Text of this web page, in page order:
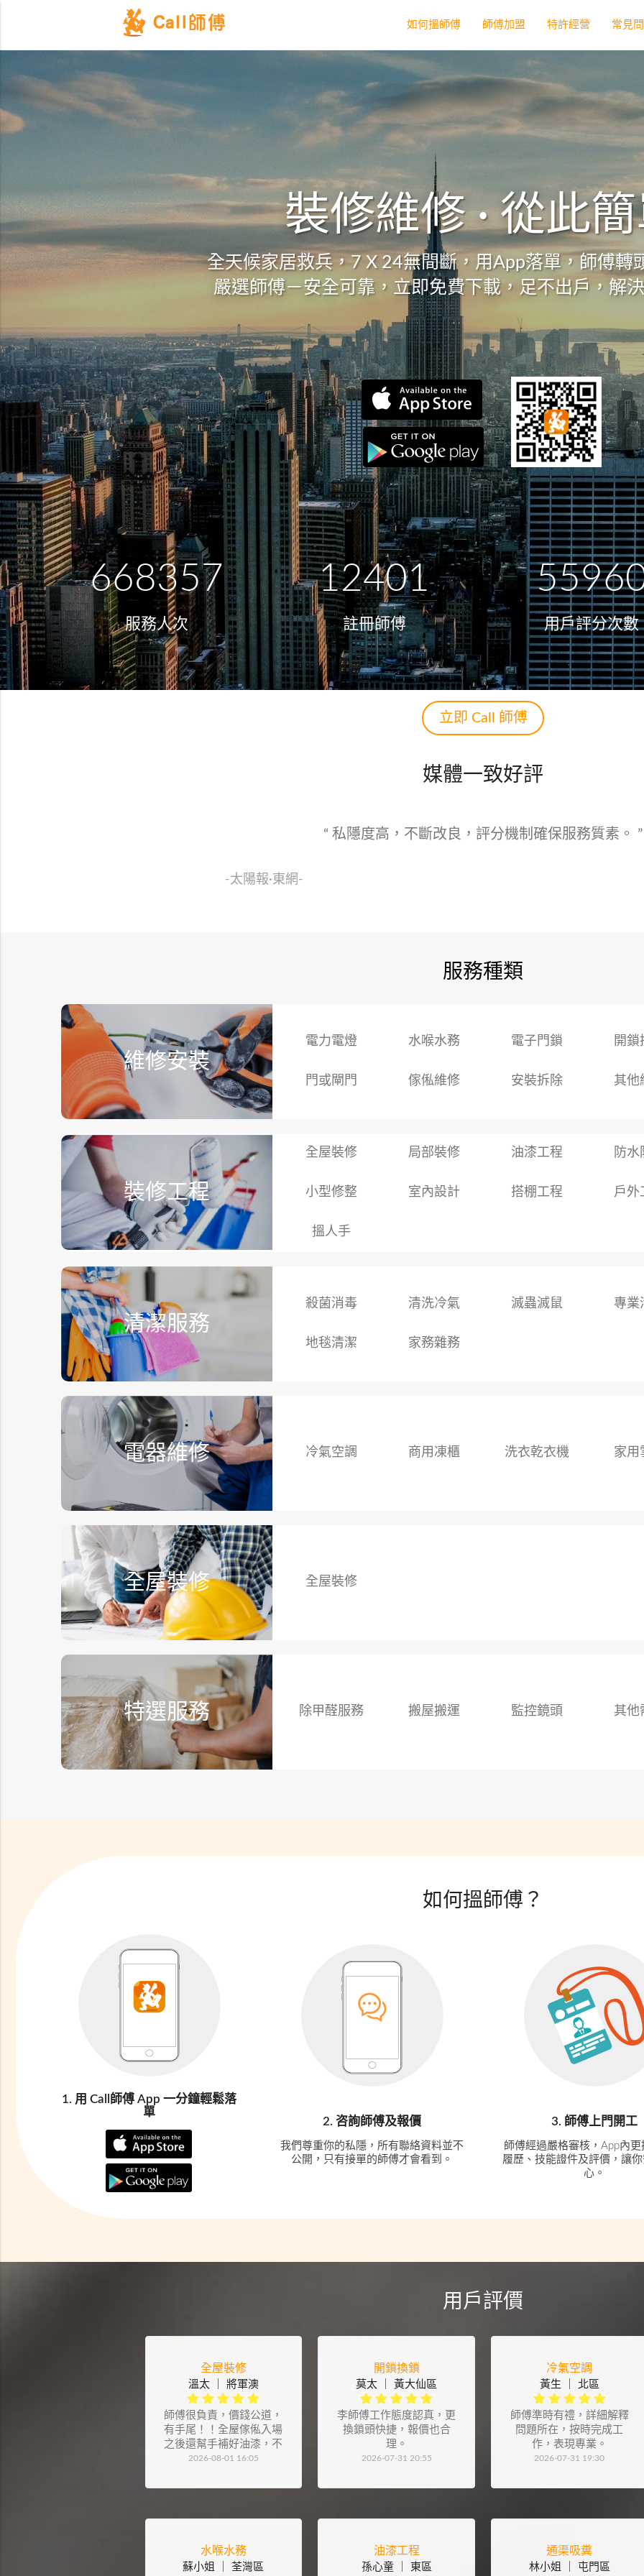
裝修維修 · 從此
全天候家居救兵，7 X 24無間斷，用App落單，師傅轉
嚴選師傅－安全可靠，立即免費下載，足不出戶，解
668357
服務人次
12401
註冊師傅 用戶評分次數
立即 Call 師傅
如何搵師傅 師傅加盟 特許經營 常見
媒體一致好評
“ 涵蓋生活範疇，都市人工作忙碌，「Call師傅」為客戶提供各
-蘋果日報-
服務種類
維修安裝
電力電燈 水喉水務 電子門鎖 開鎖
門或閘門 傢俬維修 安裝拆除 其他
裝修工程
全屋裝修 局部裝修 油漆工程 防水
小型修整 室內設計 搭棚工程 戶外
搵人手
清潔服務
殺菌消毒 清洗冷氣 滅蟲滅鼠 專業
地毯清潔 家務雜務
電器維修 冷氣空調 商用凍櫃 洗衣乾衣機 家用
全屋裝修 全屋裝修
特選服務 除甲醛服務 搬屋搬運 監控鏡頭 其他
如何搵師傅？
1. 用 Call師傅 App 一分鐘輕鬆落
單
2. 咨詢師傅及報價
我們尊重你的私隱，所有聯絡資料並不
公開，只有接單的師傅才會看到。
3. 師傅上門開工
師傅經過嚴格審核，App內
履歷、技能證件及評價，讓
心。
用戶評價
全屋裝修
溫太 ｜ 將軍澳
師傅很負責，價錢公道，
有手尾！！全屋傢俬入場
之後還幫手補好油漆，不
滿意也會整好！細節也處
好建議⋯⋯總的來說，是
2026-08-01 16:05
開鎖換鎖
莫太 ｜ 黃大仙區
李師傅工作態度認真，更
換鎖頭快捷，報價也合
理。
2026-07-31 20:55
冷氣空調
黃生 ｜ 北區
師傅準時有禮，詳細解釋
問題所在，按時完成工
作，表現專業。
2026-07-31 19:30
水喉水務
蘇小姐 ｜ 荃灣區
油漆工程
孫心童 ｜ 東區
通渠吸糞
林小姐 ｜ 屯門區